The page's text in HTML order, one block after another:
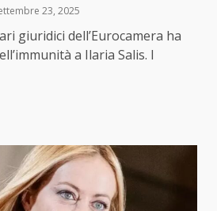
23, 2025
giuridici dell’Eurocamera ha
a Ilaria Salis. I